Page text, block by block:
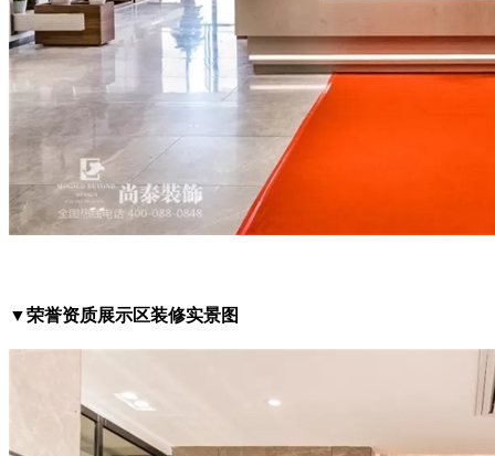
▼荣誉资质展示区装修实景图